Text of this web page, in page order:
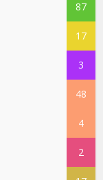
87
17
3
48
4
2